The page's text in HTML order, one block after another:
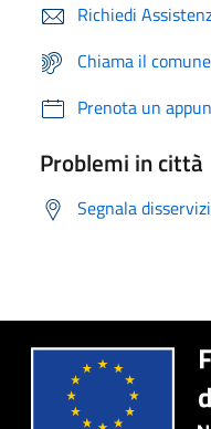
Richiedi
Chiama il
Prenota un
Problemi in città
Segnala